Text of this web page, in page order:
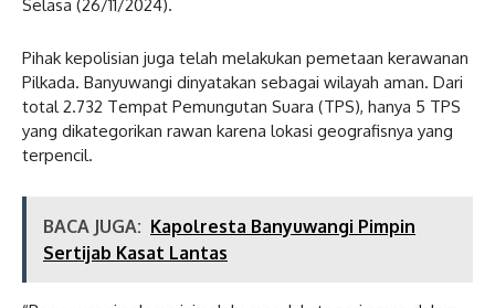
Selasa (26/11/2024).
Pihak kepolisian juga telah melakukan pemetaan kerawanan
Pilkada. Banyuwangi dinyatakan sebagai wilayah aman. Dari
total 2.732 Tempat Pemungutan Suara (TPS), hanya 5 TPS
yang dikategorikan rawan karena lokasi geografisnya yang
terpencil.
BACA JUGA: Kapolresta Banyuwangi Pimpin
Sertijab Kasat Lantas